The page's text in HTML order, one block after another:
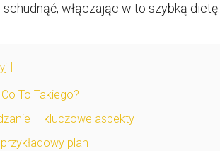
włączając w to szybką dietę.
To Takiego?
– kluczowe aspekty
plan